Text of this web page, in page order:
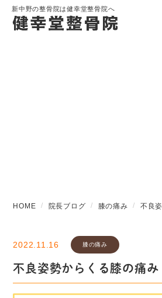
新中野の整骨院は健幸堂整骨院へ
HOME 院長ブログ 膝の痛み 不良
2022.11.16 膝の痛み
不良姿勢からくる膝の痛み